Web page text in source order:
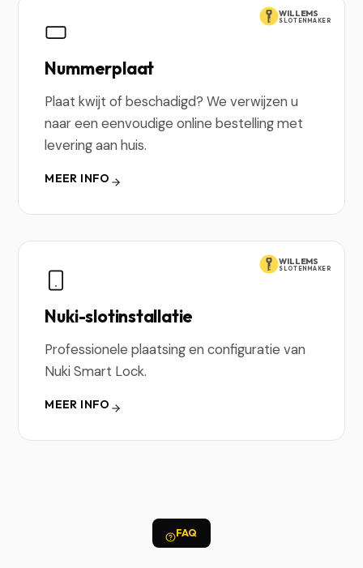
WILLEMS
SLOTENMAKER
Nummerplaat
Plaat kwijt of beschadigd? We verwijzen u
naar een eenvoudige online bestelling met
levering aan huis.
MEER INFO
WILLEMS
SLOTENMAKER
Nuki-slotinstallatie
Professionele plaatsing en configuratie van
Nuki Smart Lock.
MEER INFO
FAQ